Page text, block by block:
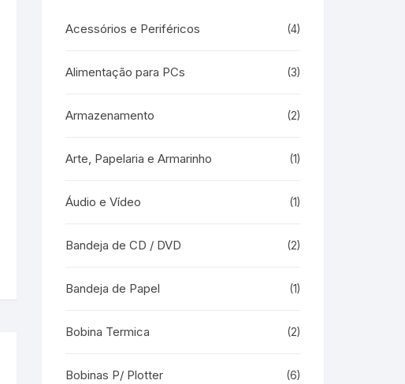
Acessórios e Periféricos (4)
Alimentação para PCs (3)
Armazenamento (2)
Arte, Papelaria e Armarinho (1)
Áudio e Vídeo (1)
Bandeja de CD / DVD (2)
Bandeja de Papel (1)
Bobina Termica (2)
Bobinas P/ Plotter (6)